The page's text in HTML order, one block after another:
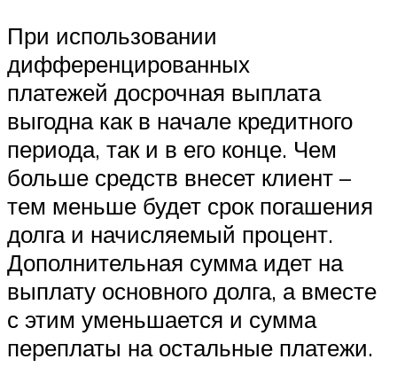
При использовании
дифференцированных
платежей досрочная выплата
выгодна как в начале кредитного
периода, так и в его конце. Чем
больше средств внесет клиент –
тем меньше будет срок погашения
долга и начисляемый процент.
Дополнительная сумма идет на
выплату основного долга, а вместе
с этим уменьшается и сумма
переплаты на остальные платежи.